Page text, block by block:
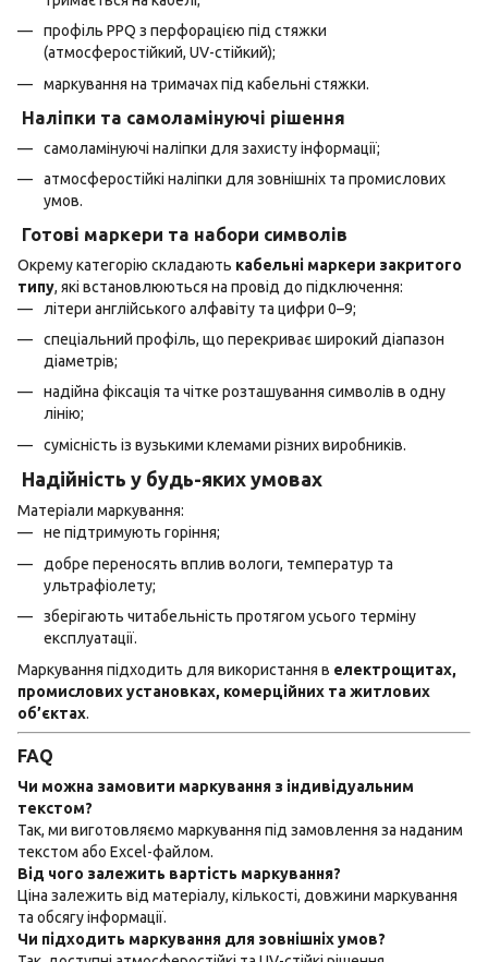
профіль PPQ з перфорацією під стяжки
(атмосферостійкий, UV-стійкий);
маркування на тримачах під кабельні стяжки.
Наліпки та самоламінуючі рішення
самоламінуючі наліпки для захисту інформації;
атмосферостійкі наліпки для зовнішніх та промислових
умов.
Готові маркери та набори символів
Окрему категорію складають кабельні маркери закритого
типу, які встановлюються на провід до підключення:
літери англійського алфавіту та цифри 0–9;
спеціальний профіль, що перекриває широкий діапазон
діаметрів;
надійна фіксація та чітке розташування символів в одну
лінію;
сумісність із вузькими клемами різних виробників.
Надійність у будь-яких умовах
Матеріали маркування:
не підтримують горіння;
добре переносять вплив вологи, температур та
ультрафіолету;
зберігають читабельність протягом усього терміну
експлуатації.
Маркування підходить для використання в електрощитах,
промислових установках, комерційних та житлових
об’єктах.
FAQ
Чи можна замовити маркування з індивідуальним
текстом?
Так, ми виготовляємо маркування під замовлення за наданим
текстом або Excel-файлом.
Від чого залежить вартість маркування?
Ціна залежить від матеріалу, кількості, довжини маркування
та обсягу інформації.
Чи підходить маркування для зовнішніх умов?